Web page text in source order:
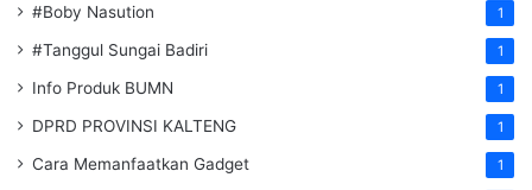
#Boby Nasution 1
#Tanggul Sungai Badiri 1
Info Produk BUMN 1
DPRD PROVINSI KALTENG 1
Cara Memanfaatkan Gadget 1